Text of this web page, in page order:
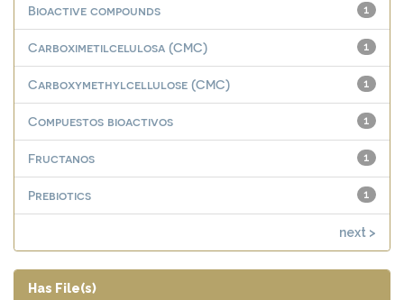
1
Bioactive compounds
1
Carboximetilcelulosa (CMC)
1
Carboxymethylcellulose (CMC)
1
Compuestos bioactivos
1
Fructanos
1
Prebiotics
next >
Has File(s)